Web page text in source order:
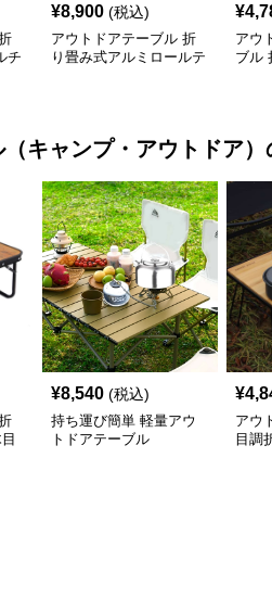
チ
¥8,900 (税込)
アウトドアテーブル 折
り畳み式アルミロールテ
¥
アウ
ブル
キャンプ・アウトドア）
¥8,540 (税込)
持ち運び簡単 軽量アウ
トドアテーブル
¥
アウ
目調